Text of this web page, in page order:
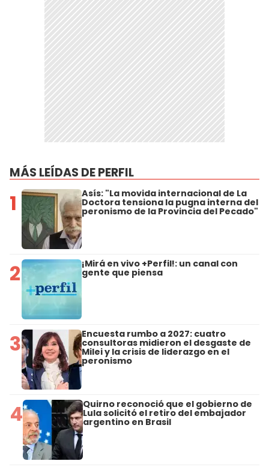
MÁS LEÍDAS DE PERFIL
1 Asís: "La movida internacional de La
Doctora tensiona la pugna interna del
peronismo de la Provincia del Pecado"
2 ¡Mirá en vivo +Perfil!: un canal con
gente que piensa
3 Encuesta rumbo a 2027: cuatro
consultoras midieron el desgaste de
Milei y la crisis de liderazgo en el
peronismo
4 Quirno reconoció que el gobierno de
Lula solicitó el retiro del embajador
argentino en Brasil